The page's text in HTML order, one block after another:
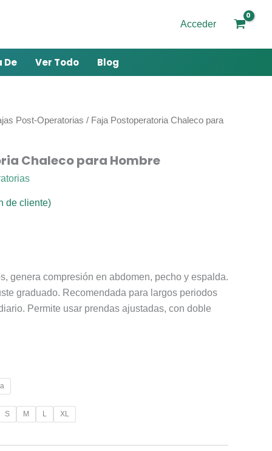
Acceder
De Ver Todo Blog
Post-Operatorias / Faja Postoperatoria Chaleco para
Chaleco para Hombre
de cliente)
genera compresión en abdomen, pecho y espalda.
graduado. Recomendada para largos periodos
Permite usar prendas ajustadas, con doble
S M L XL